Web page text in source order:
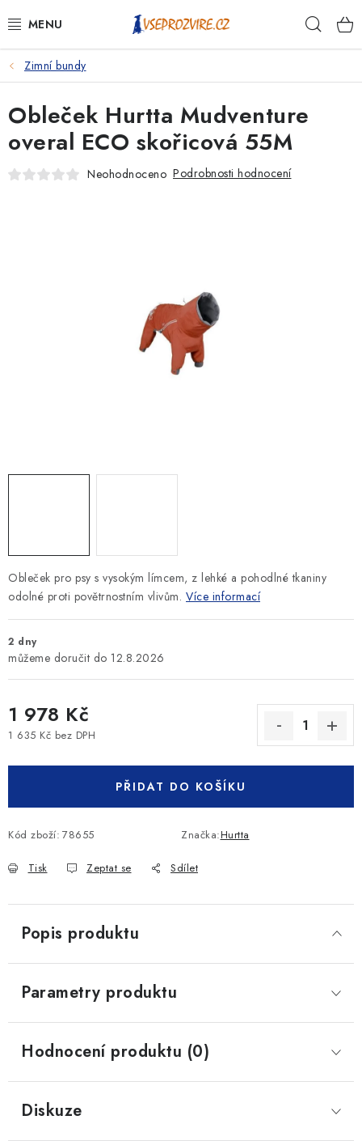
na
PSI
KOČKY
KONĚ
KRÁLÍCI/HLODAVCI/PTÁCI
Podmínky ochrany osobních údajů
Zimní bundy
Obleček pro psy s vysokým límcem, z lehké a pohodlné tkaniny
odolné proti povětrnostním vlivům. Více informací
2 dny
12.8.2026
1 978 Kč
1 635 Kč bez DPH
PŘIDAT DO KOŠÍKU
Kód zboží: 78655 Značka:Hurtta
Tisk Zeptat se Sdílet
Obleček Hurtta Mudventure
overal ECO skořicová 55M
Neohodnoceno Podrobnosti hodnocení
Popis produktu
Parametry produktu
Hodnocení produktu (0)
Diskuze